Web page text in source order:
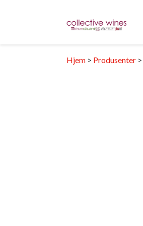
Hjem> Produsenter>